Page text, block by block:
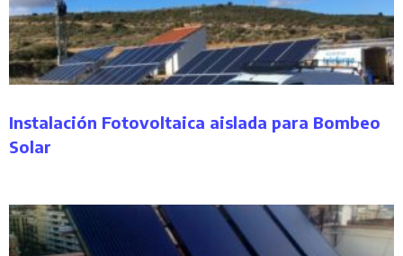
Instalación Fotovoltaica aislada para Bombeo
Solar